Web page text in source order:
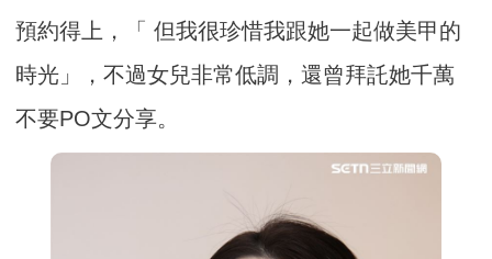
預約得上，「 但我很珍惜我跟她一起做美甲的
時光」，不過女兒非常低調，還曾拜託她千萬
不要PO文分享。